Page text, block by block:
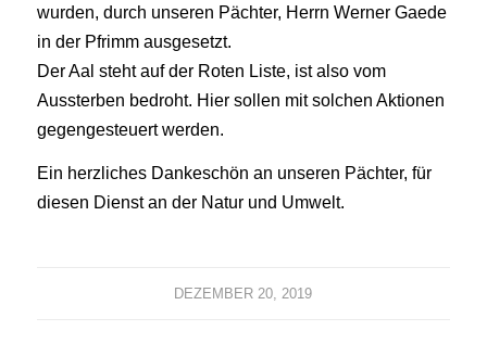
wurden, durch unseren Pächter, Herrn Werner Gaede
in der Pfrimm ausgesetzt.
Der Aal steht auf der Roten Liste, ist also vom
Aussterben bedroht. Hier sollen mit solchen Aktionen
gegengesteuert werden.
Ein herzliches Dankeschön an unseren Pächter, für
diesen Dienst an der Natur und Umwelt.
DEZEMBER 20, 2019